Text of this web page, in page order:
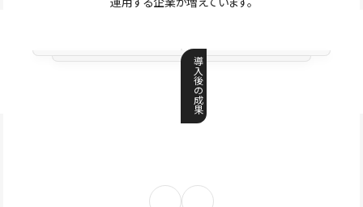
導
入
後
の
成
果